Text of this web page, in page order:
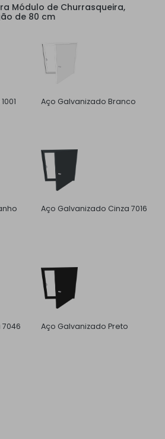
Módulo de Churrasqueira,
de 80 cm
Aço Galvanizado Branco
Aço Galvanizado Cinza 7016
Aço Galvanizado Preto